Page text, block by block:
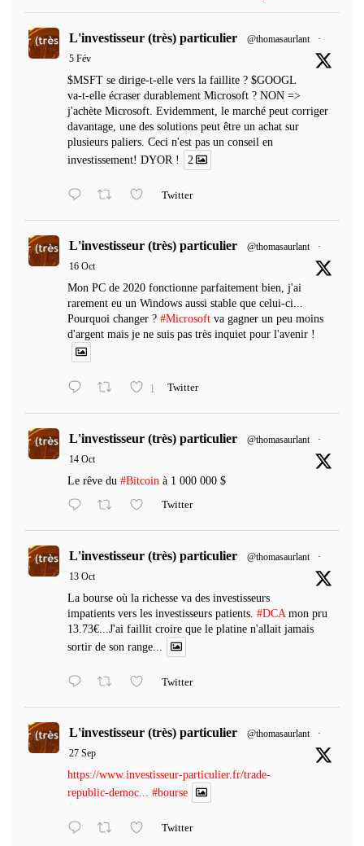
L'investisseur (très) particulier @thomasaurlant
·
5 Fév
$MSFT se dirige-t-elle vers la faillite ? $GOOGL
va-t-elle écraser durablement Microsoft ? NON =>
j'achète Microsoft. Evidemment, le marché peut corriger
davantage, une des solutions peut être un achat sur
plusieurs paliers. Ceci n'est pas un conseil en
investissement! DYOR !
2
Twitter
L'investisseur (très) particulier @thomasaurlant
·
16 Oct
Mon PC de 2020 fonctionne parfaitement bien, j'ai
rarement eu un Windows aussi stable que celui-ci...
Pourquoi changer ? #Microsoft va gagner un peu moins
d'argent mais je ne suis pas très inquiet pour l'avenir !
1 Twitter
L'investisseur (très) particulier @thomasaurlant
·
14 Oct
Le rêve du #Bitcoin à 1 000 000 $
Twitter
L'investisseur (très) particulier @thomasaurlant
·
13 Oct
La bourse où la richesse va des investisseurs
impatients vers les investisseurs patients. #DCA mon pru
13.73€...J'ai faillit croire que le platine n'allait jamais
sortir de son range...
Twitter
L'investisseur (très) particulier @thomasaurlant
·
27 Sep
https://www.investisseur-particulier.fr/trade-
republic-democ... #bourse
Twitter